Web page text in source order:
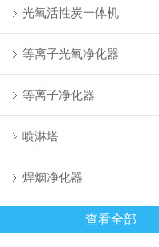
光氧活性炭一体机
等离子光氧净化器
等离子净化器
喷淋塔
焊烟净化器
查看全部